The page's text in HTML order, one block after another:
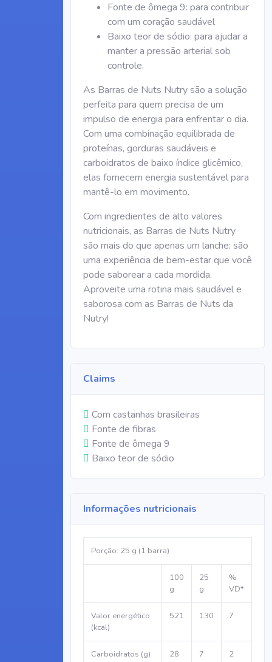
Fonte de ômega 9: para contribuir
com um coração saudável
Baixo teor de sódio: para ajudar a
manter a pressão arterial sob
controle.
As Barras de Nuts Nutry são a solução
perfeita para quem precisa de um
impulso de energia para enfrentar o dia.
Com uma combinação equilibrada de
proteínas, gorduras saudáveis e
carboidratos de baixo índice glicêmico,
elas fornecem energia sustentável para
mantê-lo em movimento.
Com ingredientes de alto valores
nutricionais, as Barras de Nuts Nutry
são mais do que apenas um lanche: são
uma experiência de bem-estar que você
pode saborear a cada mordida.
Aproveite uma rotina mais saudável e
saborosa com as Barras de Nuts da
Nutry!
Claims
Com castanhas brasileiras
Fonte de fibras
Fonte de ômega 9
Baixo teor de sódio
Informações nutricionais
Porção: 25 g (1 barra)
100
g
25
g
%
VD*
Valor energético
(kcal)
521 130 7
Carboidratos (g) 28 7 2